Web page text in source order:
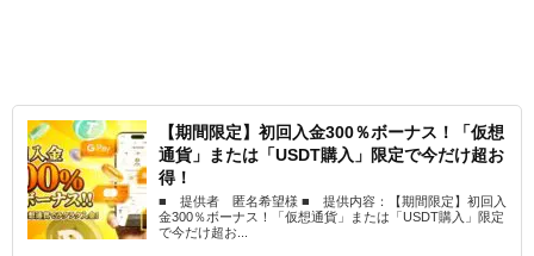
【期間限定】初回入金300％ボーナス！「仮想
通貨」または「USDT購入」限定で今だけ超お
得！
■ 提供者 匿名希望様 ■ 提供内容：【期間限定】初回入
金300％ボーナス！「仮想通貨」または「USDT購入」限定
で今だけ超お...